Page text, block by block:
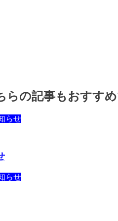
らの記事もおすす
らせ
らせ